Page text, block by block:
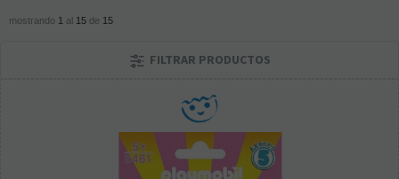
mostrando 1 al 15 de 15
FILTRAR PRODUCTOS